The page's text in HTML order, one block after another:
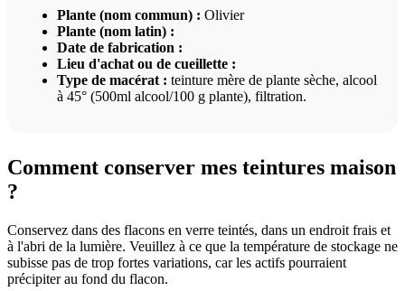
Plante (nom commun) : Olivier
Plante (nom latin) :
Date de fabrication :
Lieu d'achat ou de cueillette :
Type de macérat : teinture mère de plante sèche, alcool
à 45° (500ml alcool/100 g plante), filtration.
Comment conserver mes teintures maison
?
Conservez dans des flacons en verre teintés, dans un endroit frais et
à l'abri de la lumière. Veuillez à ce que la température de stockage ne
subisse pas de trop fortes variations, car les actifs pourraient
précipiter au fond du flacon.